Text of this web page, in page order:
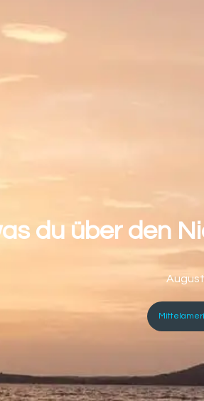
du über den